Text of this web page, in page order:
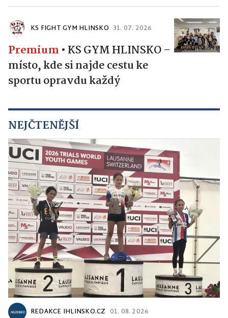
KS FIGHT GYM HLINSKO 31. 07. 2026
Premium • KS GYM HLINSKO –
místo, kde si najde cestu ke
sportu opravdu každý
NEJČTENĚJŠÍ
REDAKCE IHLINSKO.CZ 01. 08. 2026